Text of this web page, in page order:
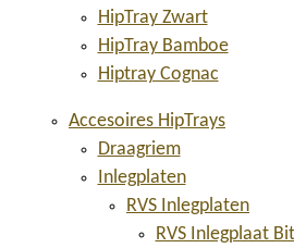
HipTray Zwart
HipTray Bamboe
Hiptray Cognac
Accesoires HipTrays
Draagriem
Inlegplaten
RVS Inlegplaten
RVS Inlegplaat